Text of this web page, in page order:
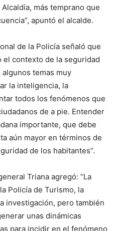
más temprano que
apuntó el alcalde.
de la Policía señaló que
contexto de la seguridad
temas muy
la inteligencia, la
todos los fenómenos que
de a pie. Entender
importante, que debe
aún mayor en términos de
de los habitantes”.
Triana agregó: “La
Policía de Turismo, la
investigación, pero también
unas dinámicas
para incidir en el fenómeno